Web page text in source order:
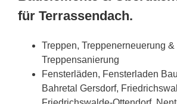
für Terrassendach.
Treppen, Treppenerneuerung &
Treppensanierung
Fensterläden, Fensterladen
Bahretal Gersdorf,